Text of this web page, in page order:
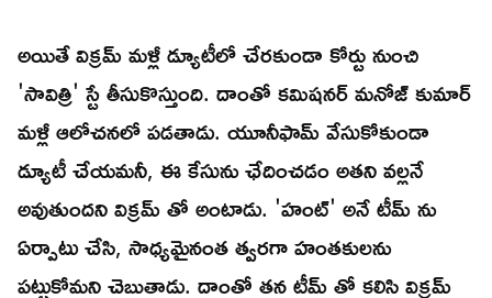
అయితే విక్రమ్ మళ్లీ డ్యూటీలో చేరకుండా కోర్టు నుంచి
'సావిత్రి' స్టే తీసుకొస్తుంది. దాంతో కమిషనర్ మనోజ్ కుమార్
మళ్లీ ఆలోచనలో పడతాడు. యూనీఫామ్ వేసుకోకుండా
డ్యూటీ చేయమనీ, ఈ కేసును ఛేదించడం అతని వల్లనే
అవుతుందని విక్రమ్ తో అంటాడు. 'హంట్' అనే టీమ్ ను
ఏర్పాటు చేసి, సాధ్యమైనంత త్వరగా హంతకులను
పట్టుకోమని చెబుతాడు. దాంతో తన టీమ్ తో కలిసి విక్రమ్